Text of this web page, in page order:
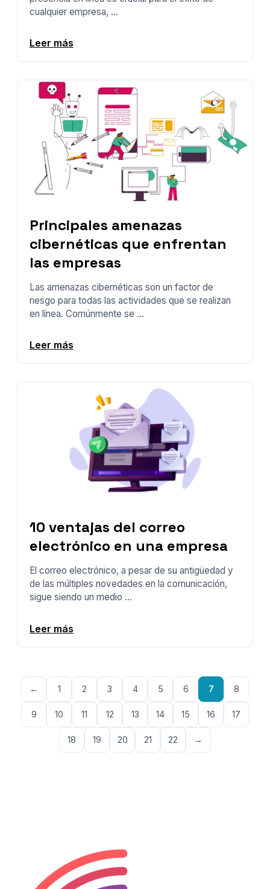
cualquier empresa, ...
Leer más
Principales amenazas
cibernéticas que enfrentan
las empresas
Las amenazas cibernéticas son un factor de
riesgo para todas las actividades que se realizan
en línea. Comúnmente se ...
Leer más
10 ventajas del correo
electrónico en una empresa
El correo electrónico, a pesar de su antigüedad y
de las múltiples novedades en la comunicación,
sigue siendo un medio ...
Leer más
← 1 2 3 4 5 6 7 8
9 10 11 12 13 14 15 16 17
18 19 20 21 22 →